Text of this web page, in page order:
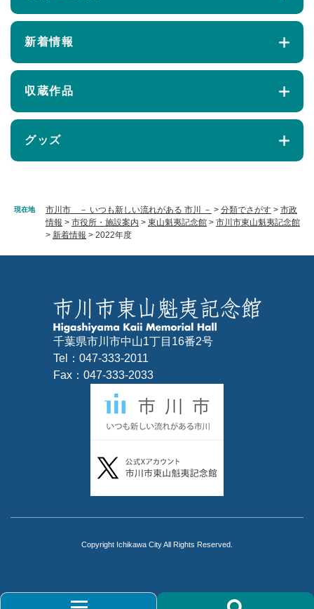
現在地 市川市 － いつも新しい流れがある 市川 － > 分類でさがす > 市政
情報 > 市役所・施設案内 > 東山魁夷記念館 > 市川市東山魁夷記念館
> 新着情報 > 2022年度
新着情報
収蔵作品
グッズ
千葉県市川市中山1丁目16番2号
Tel：047-333-2011
Fax：047-333-2033
Copyright Ichikawa City All Rights Reserved.